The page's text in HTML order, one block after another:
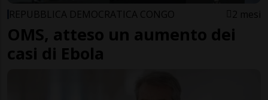
REPUBBLICA DEMOCRATICA CONGO 2 mesi
OMS, atteso un aumento dei
casi di Ebola